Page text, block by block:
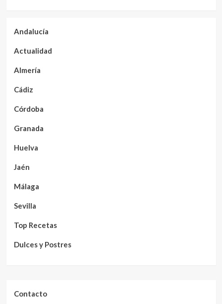
Andalucía
Actualidad
Almería
Cádiz
Córdoba
Granada
Huelva
Jaén
Málaga
Sevilla
Top Recetas
Dulces y Postres
Contacto